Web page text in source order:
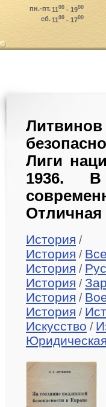
пн.-пт.1100 - 1900
сб.1100 - 1700
Лиги
1936.
Отличная
История /
История /
История /
История /
История /
История /
Искусство /